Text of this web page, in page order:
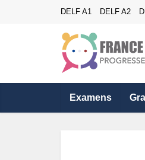
DELF A1 DELF A2
Examens